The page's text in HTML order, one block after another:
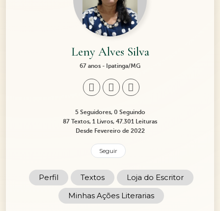
Leny Alves Silva
67 anos - Ipatinga/MG
5 Seguidores, 0 Seguindo
87 Textos, 1 Livros, 47.301 Leituras
Desde Fevereiro de 2022
Seguir
Perfil Textos
Loja do Escritor
Minhas Ações Literarias